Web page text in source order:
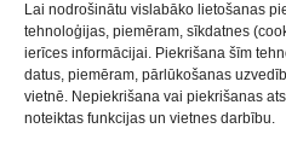
Lai nodrošinātu vislabāko lietošanas
tehnoloģijas, piemēram, sīkdatnes
ierīces informācijai. Piekrišana šīm
datus, piemēram, pārlūkošanas
vietnē. Nepiekrišana vai piekrišanas
noteiktas funkcijas un vietnes darbību.
Seko mums: